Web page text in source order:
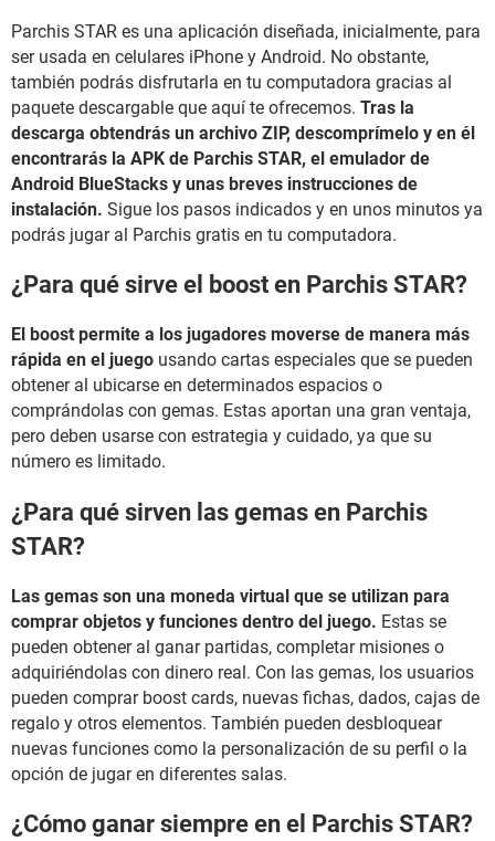
Parchis STAR es una aplicación diseñada, inicialmente, para
ser usada en celulares iPhone y Android. No obstante,
también podrás disfrutarla en tu computadora gracias al
paquete descargable que aquí te ofrecemos. Tras la
descarga obtendrás un archivo ZIP, descomprímelo y en él
encontrarás la APK de Parchis STAR, el emulador de
Android BlueStacks y unas breves instrucciones de
instalación. Sigue los pasos indicados y en unos minutos ya
podrás jugar al Parchis gratis en tu computadora.
¿Para qué sirve el boost en Parchis STAR?
El boost permite a los jugadores moverse de manera más
rápida en el juego usando cartas especiales que se pueden
obtener al ubicarse en determinados espacios o
comprándolas con gemas. Estas aportan una gran ventaja,
pero deben usarse con estrategia y cuidado, ya que su
número es limitado.
¿Para qué sirven las gemas en Parchis
STAR?
Las gemas son una moneda virtual que se utilizan para
comprar objetos y funciones dentro del juego. Estas se
pueden obtener al ganar partidas, completar misiones o
adquiriéndolas con dinero real. Con las gemas, los usuarios
pueden comprar boost cards, nuevas fichas, dados, cajas de
regalo y otros elementos. También pueden desbloquear
nuevas funciones como la personalización de su perfil o la
opción de jugar en diferentes salas.
¿Cómo ganar siempre en el Parchis STAR?